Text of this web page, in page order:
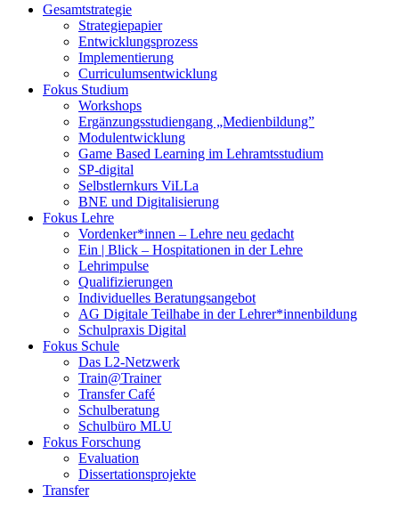
Gesamtstrategie
Strategiepapier
Entwicklungsprozess
Implementierung
Curriculumsentwicklung
Fokus Studium
Workshops
Ergänzungsstudiengang „Medienbildung”
Modulentwicklung
Game Based Learning im Lehramtsstudium
SP-digital
Selbstlernkurs ViLLa
BNE und Digitalisierung
Fokus Lehre
Vordenker*innen – Lehre neu gedacht
Ein | Blick – Hospitationen in der Lehre
Lehrimpulse
Qualifizierungen
Individuelles Beratungsangebot
AG Digitale Teilhabe in der Lehrer*innenbildung
Schulpraxis Digital
Fokus Schule
Das L2-Netzwerk
Train@Trainer
Transfer Café
Schulberatung
Schulbüro MLU
Fokus Forschung
Evaluation
Dissertationsprojekte
Transfer